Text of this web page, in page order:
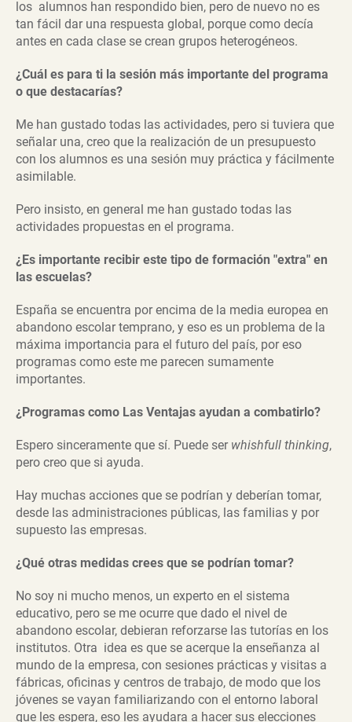
los alumnos han respondido bien, pero de nuevo no es
tan fácil dar una respuesta global, porque como decía
antes en cada clase se crean grupos heterogéneos.
¿Cuál es para ti la sesión más importante del programa
o que destacarías?
Me han gustado todas las actividades, pero si tuviera que
señalar una, creo que la realización de un presupuesto
con los alumnos es una sesión muy práctica y fácilmente
asimilable.
Pero insisto, en general me han gustado todas las
actividades propuestas en el programa.
¿Es importante recibir este tipo de formación "extra" en
las escuelas?
España se encuentra por encima de la media europea en
abandono escolar temprano, y eso es un problema de la
máxima importancia para el futuro del país, por eso
programas como este me parecen sumamente
importantes.
¿Programas como Las Ventajas ayudan a combatirlo?
Espero sinceramente que sí. Puede ser whishfull thinking,
pero creo que si ayuda.
Hay muchas acciones que se podrían y deberían tomar,
desde las administraciones públicas, las familias y por
supuesto las empresas.
¿Qué otras medidas crees que se podrían tomar?
No soy ni mucho menos, un experto en el sistema
educativo, pero se me ocurre que dado el nivel de
abandono escolar, debieran reforzarse las tutorías en los
institutos. Otra idea es que se acerque la enseñanza al
mundo de la empresa, con sesiones prácticas y visitas a
fábricas, oficinas y centros de trabajo, de modo que los
jóvenes se vayan familiarizando con el entorno laboral
que les espera, eso les ayudara a hacer sus elecciones